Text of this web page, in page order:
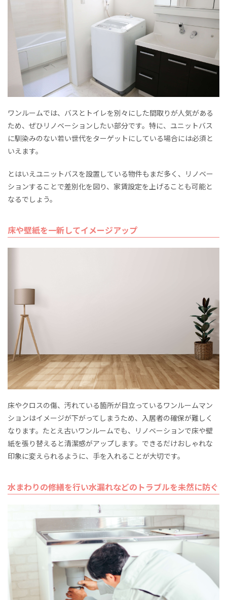
ワンルームでは、バスとトイレを別々にした間取りが人気がある
ため、ぜひリノベーションしたい部分です。特に、ユニットバス
に馴染みのない若い世代をターゲットにしている場合には必須と
いえます。
とはいえユニットバスを設置している物件もまだ多く、リノベー
ションすることで差別化を図り、家賃設定を上げることも可能と
なるでしょう。
床や壁紙を一新してイメージアップ
床やクロスの傷、汚れている箇所が目立っているワンルームマン
ションはイメージが下がってしまうため、入居者の確保が難しく
なります。たとえ古いワンルームでも、リノベーションで床や壁
紙を張り替えると清潔感がアップします。できるだけおしゃれな
印象に変えられるように、手を入れることが大切です。
水まわりの修繕を行い水漏れなどのトラブルを未然に防ぐ